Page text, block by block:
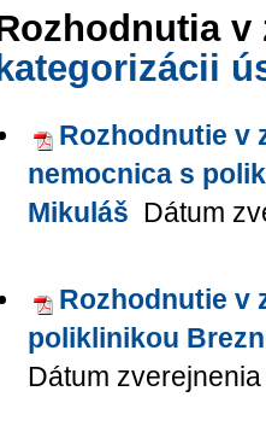
kategorizácii
Rozhodnutie v
nemocnica s
Mikuláš Dátum
Rozhodnutie v
poliklinikou
Dátum